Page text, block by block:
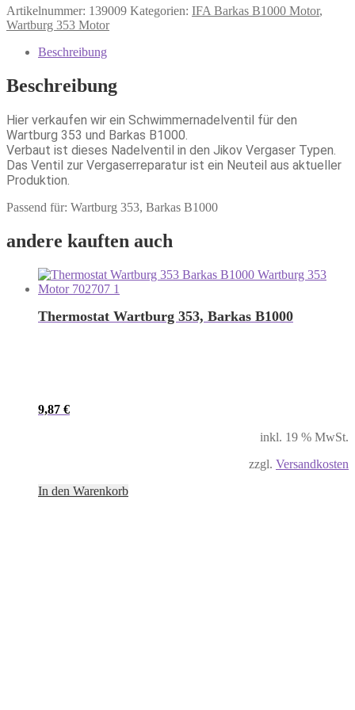
Artikelnummer: 139009 Kategorien: IFA Barkas B1000 Motor,
Wartburg 353 Motor
Beschreibung
Beschreibung
Hier verkaufen wir ein Schwimmernadelventil für den
Wartburg 353 und Barkas B1000.
Verbaut ist dieses Nadelventil in den Jikov Vergaser Typen.
Das Ventil zur Vergaserreparatur ist ein Neuteil aus aktueller
Produktion.
Passend für: Wartburg 353, Barkas B1000
andere kauften auch
Thermostat Wartburg 353, Barkas B1000
9,87 €
inkl. 19 % MwSt.
zzgl. Versandkosten
In den Warenkorb